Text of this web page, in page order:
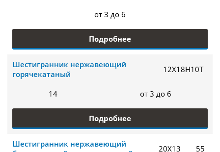
от 3 до 6
Подробнее
Шестигранник нержавеющий
горячекатаный
12Х18Н10Т
14 от 3 до 6
Подробнее
Шестигранник нержавеющий
20Х13 55